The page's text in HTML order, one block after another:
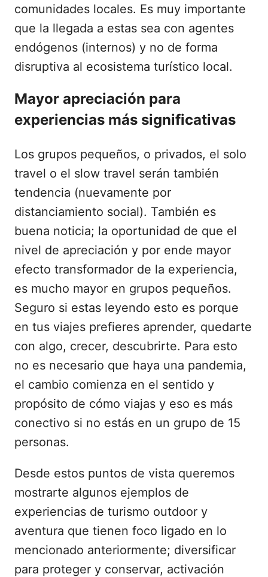
comunidades locales. Es muy importante
que la llegada a estas sea con agentes
endógenos (internos) y no de forma
disruptiva al ecosistema turístico local.
Mayor apreciación para
experiencias más significativas
Los grupos pequeños, o privados, el solo
travel o el slow travel serán también
tendencia (nuevamente por
distanciamiento social). También es
buena noticia; la oportunidad de que el
nivel de apreciación y por ende mayor
efecto transformador de la experiencia,
es mucho mayor en grupos pequeños.
Seguro si estas leyendo esto es porque
en tus viajes prefieres aprender, quedarte
con algo, crecer, descubrirte. Para esto
no es necesario que haya una pandemia,
el cambio comienza en el sentido y
propósito de cómo viajas y eso es más
conectivo si no estás en un grupo de 15
personas.
Desde estos puntos de vista queremos
mostrarte algunos ejemplos de
experiencias de turismo outdoor y
aventura que tienen foco ligado en lo
mencionado anteriormente; diversificar
para proteger y conservar, activación